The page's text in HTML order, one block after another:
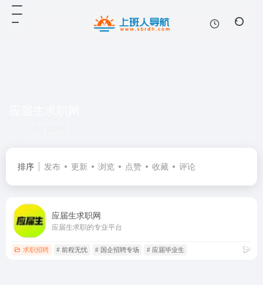
排序 发布 更新 浏览 点赞 收藏 评论
应届生求职网
应届生求职的专业平台
求职招聘 # 前程无忧 # 国企招聘专场 # 应届毕业生